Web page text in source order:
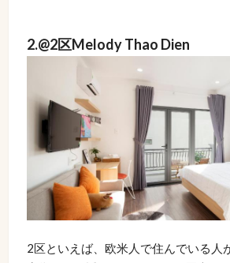
2.@2区Melody Thao Dien
2区といえば、欧米人で住んでいる人